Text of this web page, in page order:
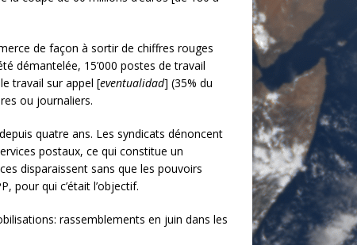
de façon à sortir de chiffres rouges
démantelée, 15’000 postes de travail
travail sur appel [eventualidad] (35% du
ou journaliers.
quatre ans. Les syndicats dénoncent
postaux, ce qui constitue un
disparaissent sans que les pouvoirs
pour qui c’était l’objectif.
rassemblements en juin dans les